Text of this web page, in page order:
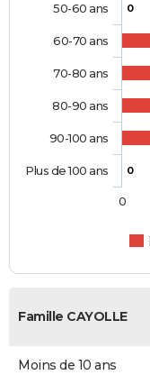
0
0
50-60 ans
60-70 ans
70-80 ans
80-90 ans
90-100 ans
Plus de 100 ans
0
Famille CAYOLLE
Moins de 10 ans